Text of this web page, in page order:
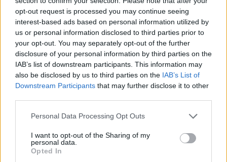
opt-out request is processed you may continue seeing
interest-based ads based on personal information utilized by
us or personal information disclosed to third parties prior to
your opt-out. You may separately opt-out of the further
disclosure of your personal information by third parties on the
IAB’s list of downstream participants. This information may
also be disclosed by us to third parties on the IAB’s List of
Downstream Participants that may further disclose it to other
Personal Data Processing Opt Outs
I want to opt-out of the Sharing of my
personal data.
Opted In
— Reuters (@Reuters)January 17, 2022
Οι AT&T, Verizon< που κέρδισαν σχεδόν όλο του
διαγωνισμούς για το φάσμα C-Band το 2021
πληρώνοντας 80 δισ. δολάρια, συμφώνησαν στις
3 Ιανουαρίου που θα μειώσουν τις ζώνες που θα
έχει ισχύ το δίκτυο5Gσε 50 αεροδρόμια της
χώρας, προσθέτοντας προς την ομοσπονδιακή
περιορισμό των παρεμβολών 5G μέσα στους
επόμενους 6 μήνες.